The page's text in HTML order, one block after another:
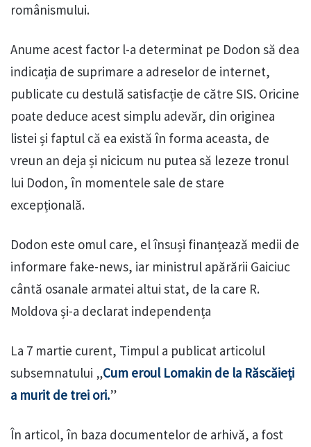
românismului.
Anume acest factor l-a determinat pe Dodon să dea
indicația de suprimare a adreselor de internet,
publicate cu destulă satisfacție de către SIS. Oricine
poate deduce acest simplu adevăr, din originea
listei și faptul că ea există în forma aceasta, de
vreun an deja și nicicum nu putea să lezeze tronul
lui Dodon, în momentele sale de stare
excepțională.
Dodon este omul care, el însuși finanțează medii de
informare fake-news, iar ministrul apărării Gaiciuc
cântă osanale armatei altui stat, de la care R.
Moldova și-a declarat independența
La 7 martie curent, Timpul a publicat articolul
subsemnatului „Cum eroul Lomakin de la Răscăieți
a murit de trei ori.”
În articol, în baza documentelor de arhivă, a fost